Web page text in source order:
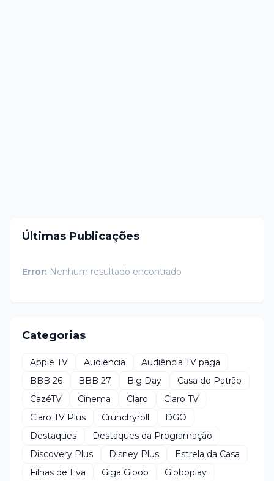
Últimas Publicações
Error: Nenhum resultado encontrado
Categorias
Apple TV Audiência
Audiência TV paga
BBB 26
BBB 27 Big Day
Casa do Patrão
CazéTV
Cinema Claro
Claro TV
Claro TV Plus
Crunchyroll
DGO
Destaques
Destaques da Programação
Discovery Plus
Disney Plus
Estrela da Casa
Filhas de Eva
Giga Gloob
Globoplay